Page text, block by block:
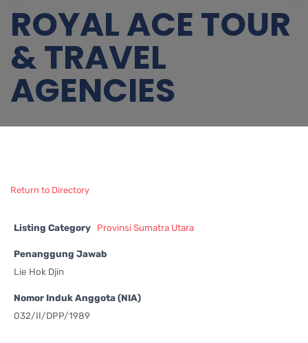
ROYAL ACE TOUR
& TRAVEL
AGENCIES
Return to Directory
Listing Category Provinsi Sumatra Utara
Penanggung Jawab
Lie Hok Djin
Nomor Induk Anggota (NIA)
032/II/DPP/1989